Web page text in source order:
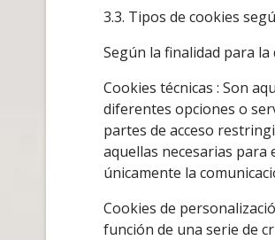
3.3. Tipos de cookies
Según la finalidad para
Cookies técnicas : Son
diferentes opciones o
partes de acceso
aquellas necesarias
únicamente la
Cookies de
función de una serie de